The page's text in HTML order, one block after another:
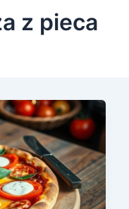
z pieca